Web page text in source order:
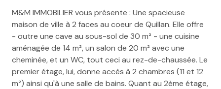
M&M IMMOBILIER vous présente : Une spacieuse
maison de ville à 2 faces au coeur de Quillan. Elle offre
- outre une cave au sous-sol de 30 m² - une cuisine
aménagée de 14 m², un salon de 20 m² avec une
cheminée, et un WC, tout ceci au rez-de-chaussée. Le
premier étage, lui, donne accès à 2 chambres (11 et 12
m²) ainsi qu'à une salle de bains. Quant au 2ème étage,